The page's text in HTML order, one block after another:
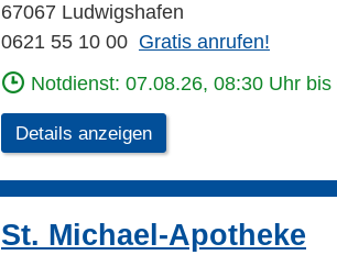
67067 Ludwigshafen
0621 55 10 00 Gratis anrufen!
Notdienst: 07.08.26, 08:30 Uhr
Details anzeigen
St. Michael-Apotheke